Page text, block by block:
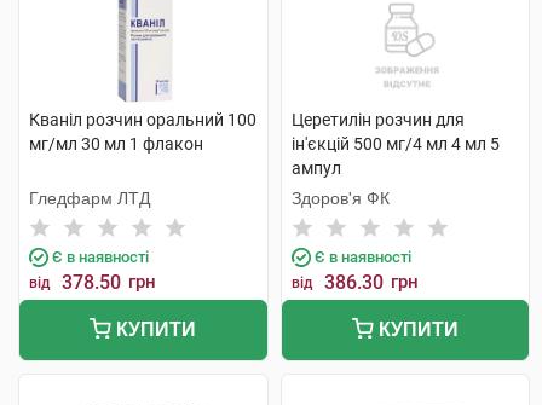
Кваніл розчин оральний 100
мг/мл 30 мл 1 флакон
Гледфарм ЛТД
Є в наявності
від 378.50 грн
КУПИТИ
Церетилін розчин для
ін'єкцій 500 мг/4 мл 4 мл 5
ампул
Здоров'я ФК
Є в наявності
від 386.30 грн
КУПИТИ